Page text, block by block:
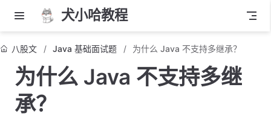
犬小哈教程
八股文 Java 基础面试题 为什么 Java 不支持多继承？
为什么 Java 不支持多继
承？